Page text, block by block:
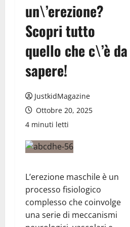
un\’erezione?
Scopri tutto
quello che c\’è da
sapere!
JustkidMagazine
Ottobre 20, 2025
4 minuti letti
L’erezione maschile è un
processo fisiologico
complesso che coinvolge
una serie di meccanismi